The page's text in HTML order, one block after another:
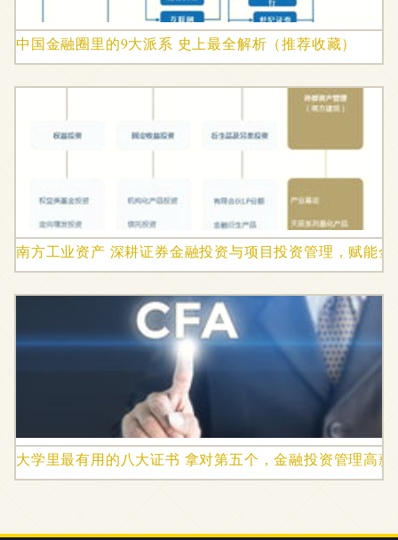
中国金融圈里的9大派系 史上最全解析（推荐收藏）
南方工业资产 深耕证券金融投资与项目投资管理，赋能
大学里最有用的八大证书 拿对第五个，金融投资管理高薪